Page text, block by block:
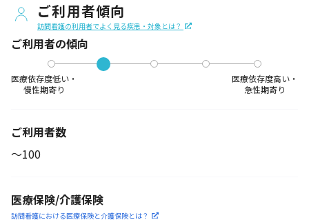
ご利用者傾向
訪問看護の利用者でよく見る疾患・対象とは？
ご利用者の傾向
医療依存度低い・
慢性期寄り
医療依存度高い・
急性期寄り
ご利用者数
〜100
医療保険/介護保険
訪問看護における医療保険と介護保険とは？